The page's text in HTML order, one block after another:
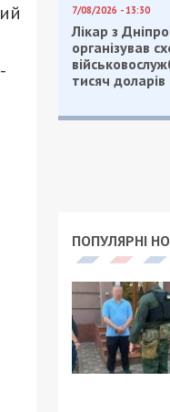
7/08/2026 - 13:30
Лікар з
організував
тисяч доларів
ПОПУЛЯРНІ